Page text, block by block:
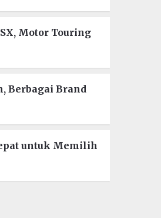
Motor Touring
Berbagai Brand
untuk Memilih